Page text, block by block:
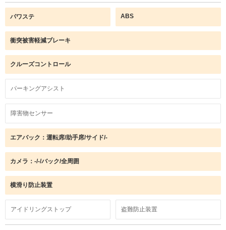
パワステ ABS
衝突被害軽減ブレーキ
クルーズコントロール
パーキングアシスト
障害物センサー
エアバック：運転席/助手席/サイド/-
カメラ：-/-/バック/全周囲
横滑り防止装置
アイドリングストップ 盗難防止装置